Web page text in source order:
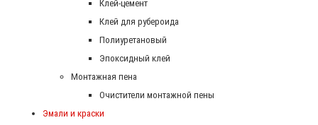
Клей-цемент
Клей для рубероида
Полиуретановый
Эпоксидный клей
Монтажная пена
Очистители монтажной пены
Эмали и краски